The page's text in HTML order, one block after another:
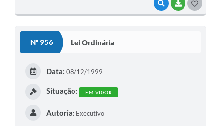
VISUALIZAR
BAIXAR
Nº 956 Lei Ordinária
Data: 08/12/1999
Situação: EM VIGOR
Autoria: Executivo